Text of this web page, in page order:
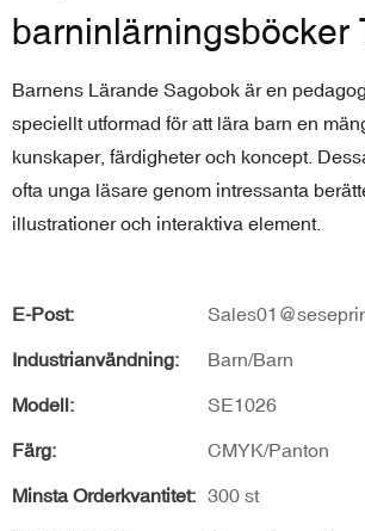
barninlärningsböcker
Barnens Lärande Sagobok är en
speciellt utformad för att lära barn en
kunskaper, färdigheter och koncept.
ofta unga läsare genom intressanta
illustrationer och interaktiva element.
E-Post:
Industrianvändning: Barn/Barn
Modell: SE1026
Färg: CMYK/Panton
Minsta Orderkvantitet: 300 st